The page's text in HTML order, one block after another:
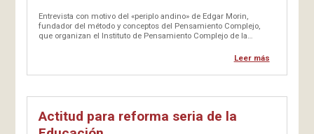
Entrevista con motivo del «periplo andino» de Edgar Morin,
fundador del método y conceptos del Pensamiento Complejo,
que organizan el Instituto de Pensamiento Complejo de la
la Corporación COMPLEXUS para el desarrollo en Bogotá, entre
Leer más
Actitud para reforma seria de la